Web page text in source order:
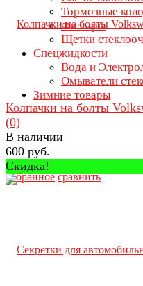
Тормозные
Фильтры
Щетки
Спецжидкости
Вода и
Омыватели
Зимние товары
избранное сравнить
Колпачки на болты
(0)
В наличии
600 руб.
Скидка!